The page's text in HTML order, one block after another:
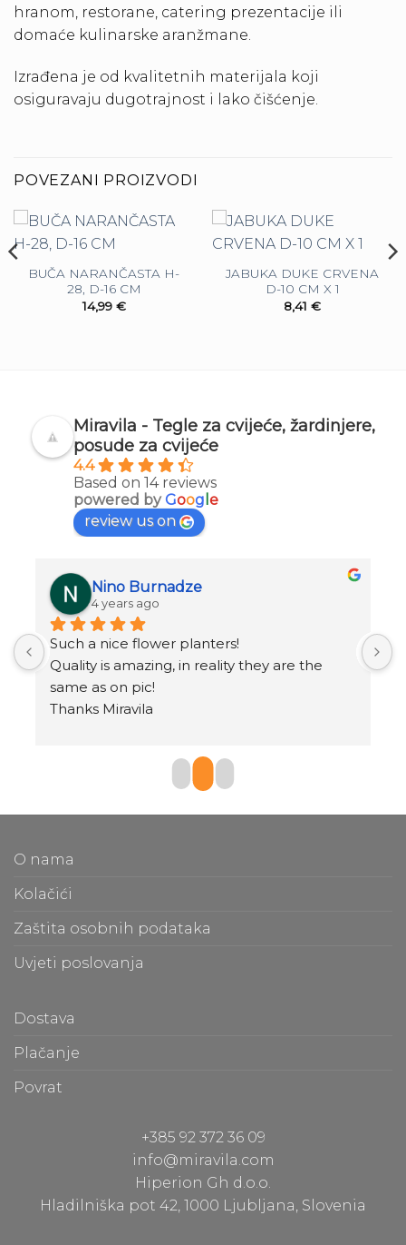
hranom, restorane, catering prezentacije ili
domaće kulinarske aranžmane.
Izrađena je od kvalitetnih materijala koji
osiguravaju dugotrajnost i lako čišćenje.
POVEZANI PROIZVODI
BUČA NARANČASTA H-
28, D-16 CM
14,99 €
JABUKA DUKE CRVENA
D-10 CM X 1
8,41 €
Miravila - Tegle za cvijeće, žardinjere,
posude za cvijeće
4.4
Based on 14 reviews
powered byGoog e
review us on
Nino Burnadze
4 years ago
Such a nice flower planters!
Quality is amazing, in reality they are the
same as on pic!
Thanks Miravila
O nama
Kolačići
Zaštita osobnih podataka
Uvjeti poslovanja
Dostava
Plačanje
Povrat
+385 92 372 36 09
info@miravila.com
Hiperion Gh d.o.o.
Hladilniška pot 42, 1000 Ljubljana, Slovenia